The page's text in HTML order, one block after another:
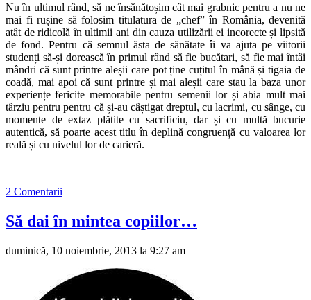
Nu în ultimul rând, să ne însănătoșim cât mai grabnic pentru a nu ne
mai fi rușine să folosim titulatura de „chef” în România, devenită
atât de ridicolă în ultimii ani din cauza utilizării ei incorecte și lipsită
de fond. Pentru că semnul ăsta de sănătate îi va ajuta pe viitorii
studenți să-și dorească în primul rând să fie bucătari, să fie mai întâi
mândri că sunt printre aleșii care pot ține cuțitul în mână și tigaia de
coadă, mai apoi că sunt printre și mai aleșii care stau la baza unor
experiențe fericite memorabile pentru semenii lor și abia mult mai
târziu pentru pentru că și-au câștigat dreptul, cu lacrimi, cu sânge, cu
momente de extaz plătite cu sacrificiu, dar și cu multă bucurie
autentică, să poarte acest titlu în deplină congruență cu valoarea lor
reală și cu nivelul lor de carieră.
2 Comentarii
Să dai în mintea copiilor…
duminică, 10 noiembrie, 2013 la 9:27 am